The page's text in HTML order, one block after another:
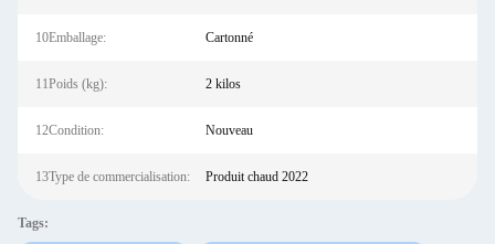
10Emballage: Cartonné
11Poids (kg): 2 kilos
12Condition: Nouveau
13Type de commercialisation: Produit chaud 2022
Tags: